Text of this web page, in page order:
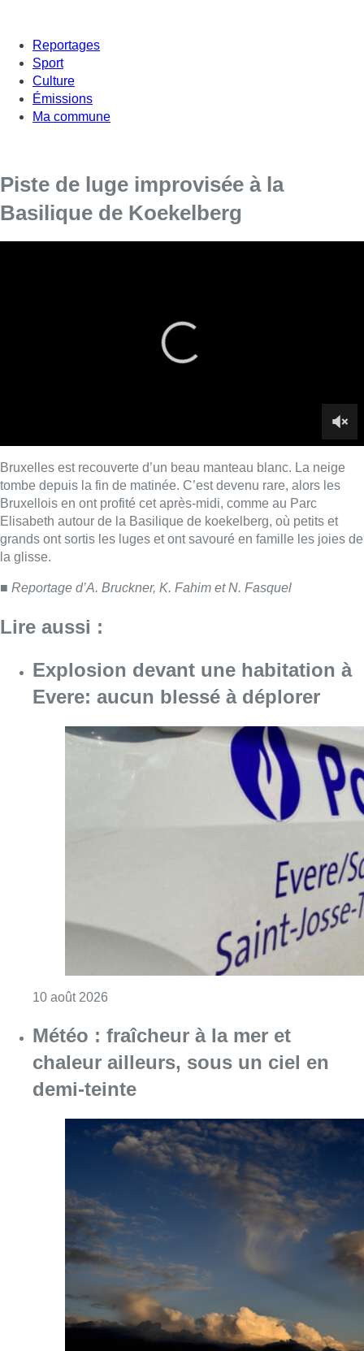
Reportages
Sport
Culture
Émissions
Ma commune
Piste de luge improvisée à la
Basilique de Koekelberg
grands ont sortis les luges et ont savouré en famille les joies de
Explosion devant une habitation à
Evere: aucun blessé à déplorer
Consulter l'article "Explosion devant une
Météo : fraîcheur à la mer et
Consulter l'article "Météo : fraîcheur à la
Jupiler Pro League : Anderlecht
surprend La Louvière dans le
temps additionnel